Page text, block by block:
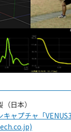
日本）
キャプチャ「